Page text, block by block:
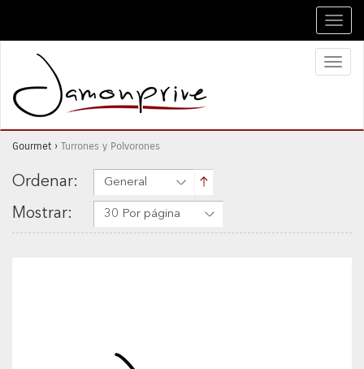
Gourmet › Turrones y Polvorones
Ordenar: General
Mostrar: 30 Por página